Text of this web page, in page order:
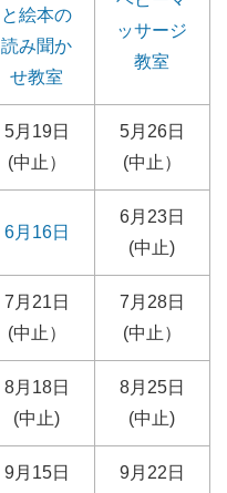
と絵本の
読み聞か
せ教室
ッサージ
教室
5月19日
(中止）
5月26日
(中止）
6月16日
6月23日
(中止)
7月21日
(中止）
7月28日
(中止）
8月18日
(中止)
8月25日
(中止)
9月15日
9月22日